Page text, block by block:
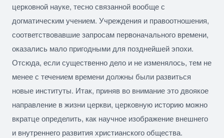
церковной науке, тесно связанной вообще с
догматическим учением. Учреждения и правоотношения,
соответствовавшие запросам первоначального времени,
оказались мало пригодными для позднейшей эпохи.
Отсюда, если существенно дело и не изменялось, тем не
менее с течением времени должны были развиться
новые институты. Итак, приняв во внимание это двоякое
направление в жизни церкви, церковную историю можно
вкратце определить, как научное изображение внешнего
и внутреннего развития христианского общества.